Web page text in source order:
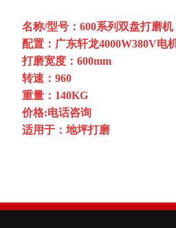
名称/型号：600系列双盘打磨机
配置：广东轩龙4000W380V电
打磨宽度：600mm
转速：960
重量：140KG
价格:电话咨询
适用于：地坪打磨